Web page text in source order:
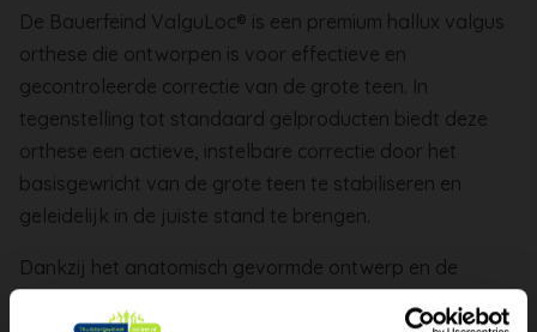
De Bauerfeind ValguLoc® is een premium hallux valgus
orthese die ontworpen is voor effectieve en
gecontroleerde correctie van de grote teen. In
tegenstelling tot standaard gelproducten biedt deze
orthese een actieve, instelbare correctie door het
basisgewricht van de grote teen te stabiliseren en
geleidelijk in de juiste stand te brengen.
Dankzij het anatomisch gevormde ontwerp en de